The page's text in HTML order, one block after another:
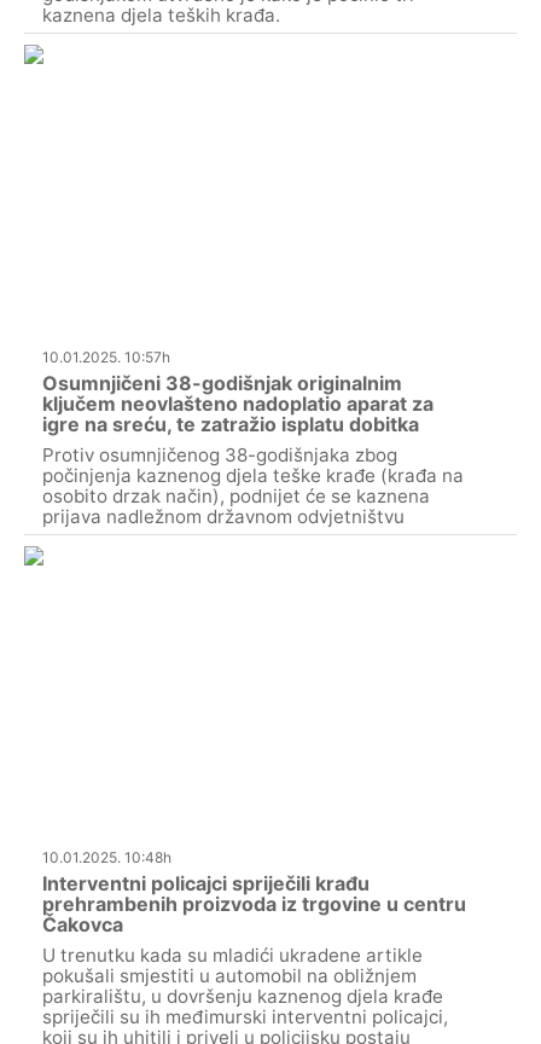
kaznena djela teških krađa.
10.01.2025. 10:57h
Osumnjičeni 38-godišnjak originalnim
ključem neovlašteno nadoplatio aparat za
igre na sreću, te zatražio isplatu dobitka
Protiv osumnjičenog 38-godišnjaka zbog
počinjenja kaznenog djela teške krađe (krađa na
osobito drzak način), podnijet će se kaznena
prijava nadležnom državnom odvjetništvu
10.01.2025. 10:48h
Interventni policajci spriječili krađu
prehrambenih proizvoda iz trgovine u centru
Čakovca
U trenutku kada su mladići ukradene artikle
pokušali smjestiti u automobil na obližnjem
parkiralištu, u dovršenju kaznenog djela krađe
spriječili su ih međimurski interventni policajci,
koji su ih uhitili i priveli u policijsku postaju